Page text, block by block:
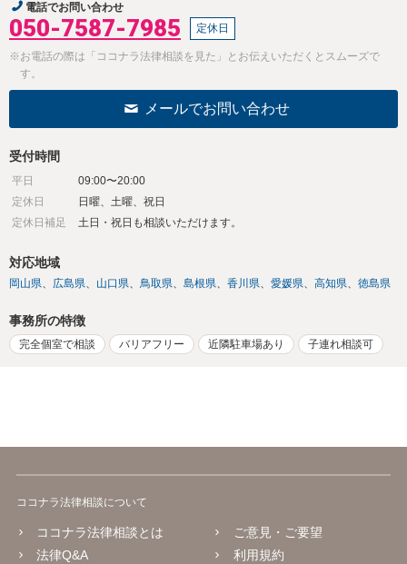
電話でお問い合わせ
050-7587-7985 定休日
※お電話の際は「ココナラ法律相談を見た」とお伝えいただくとスムーズで
す。
メールでお問い合わせ
受付時間
平日
09:00〜20:00
定休日
日曜、土曜、祝日
定休日補足
土日・祝日も相談いただけます。
対応地域
岡山県 広島県 山口県 鳥取県 島根県 香川県 愛媛県 高知県 徳島県
事務所の特徴
完全個室で相談 バリアフリー 近隣駐車場あり 子連れ相談可
ココナラ法律相談について
ココナラ法律相談とは
法律Q&A
ご意見・ご要望
利用規約